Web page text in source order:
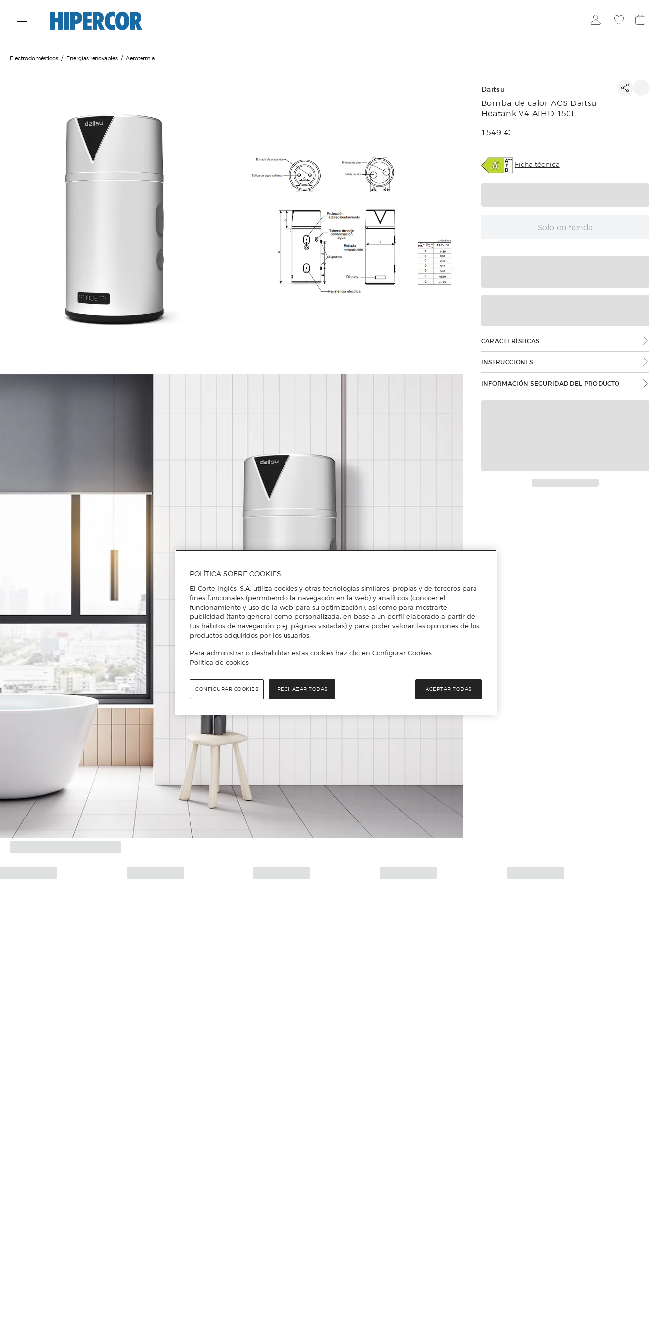
Electrodomésticos Energías renovables Aerotermia
Daitsu
Bomba de calor ACS Daitsu
Heatank V4 AIHD 150L
Precio de venta
1.549 €
Ficha técnica
Solo en tienda
CARACTERÍSTICAS
INSTRUCCIONES
INFORMACIÓN SEGURIDAD DEL PRODUCTO
Más info
POLÍTICA SOBRE COOKIES
El Corte Inglés, S.A. utiliza cookies y otras tecnologías similares, propias y de terceros para
fines funcionales (permitiendo la navegación en la web) y analíticos (conocer el
funcionamiento y uso de la web para su optimización), así como para mostrarte
publicidad (tanto general como personalizada, en base a un perfil elaborado a partir de
tus hábitos de navegación p.ej. páginas visitadas) y para poder valorar las opiniones de los
productos adquiridos por los usuarios.
Para administrar o deshabilitar estas cookies haz clic en Configurar Cookies.
Política de cookies
RECHAZAR TODAS ACEPTAR TODAS
CONFIGURAR COOKIES